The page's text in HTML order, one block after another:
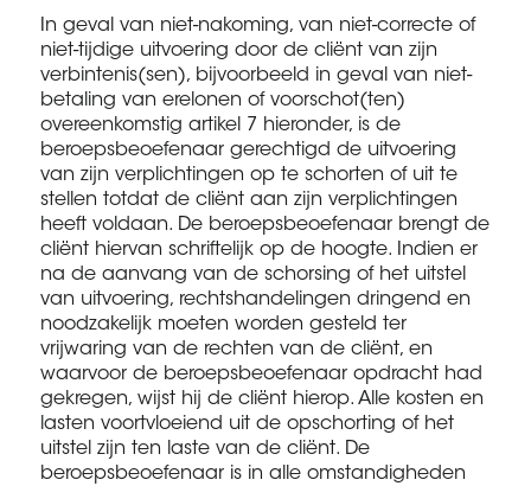
In geval van niet-nakoming, van niet-correcte of
niet-tijdige uitvoering door de cliënt van zijn
verbintenis(sen), bijvoorbeeld in geval van niet-
betaling van erelonen of voorschot(ten)
overeenkomstig artikel 7 hieronder, is de
beroepsbeoefenaar gerechtigd de uitvoering
van zijn verplichtingen op te schorten of uit te
stellen totdat de cliënt aan zijn verplichtingen
heeft voldaan. De beroepsbeoefenaar brengt de
cliënt hiervan schriftelijk op de hoogte. Indien er
na de aanvang van de schorsing of het uitstel
van uitvoering, rechtshandelingen dringend en
noodzakelijk moeten worden gesteld ter
vrijwaring van de rechten van de cliënt, en
waarvoor de beroepsbeoefenaar opdracht had
gekregen, wijst hij de cliënt hierop. Alle kosten en
lasten voortvloeiend uit de opschorting of het
uitstel zijn ten laste van de cliënt. De
beroepsbeoefenaar is in alle omstandigheden